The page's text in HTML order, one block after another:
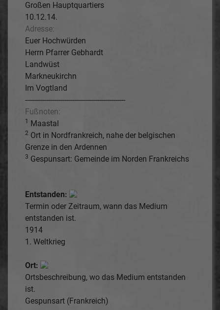
Großen Hauptquartiers
10.12.14.
Adresse:
Euer Hochwürden
Herrn Pfarrer Gebhardt
Landwüst
Markneukirchn
Im Vogtland
---------------------------------------------------
Fußnoten:
1 Maastal
2 Ort in Nordfrankreich, nahe der belgischen
Grenze in den Ardennen
3 Gespunsart: Gemeinde im Norden Frankreichs
Entstanden:
Termin oder Zeitraum, wann das Medium
entstanden ist.
1914
1. Weltkrieg
Ort:
Ortsbeschreibung, wo das Medium entstanden
ist.
Gespunsart (Frankreich)